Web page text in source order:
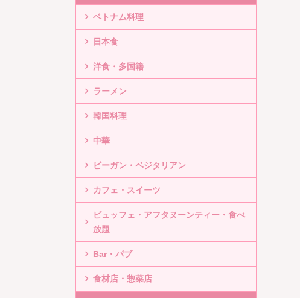
ベトナム料理
日本食
洋食・多国籍
ラーメン
韓国料理
中華
ビーガン・ベジタリアン
カフェ・スイーツ
ビュッフェ・アフタヌーンティー・食べ
放題
Bar・パブ
食材店・惣菜店